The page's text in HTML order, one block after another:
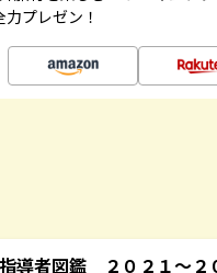
プレゼン！
導者図鑑 ２０２１～２